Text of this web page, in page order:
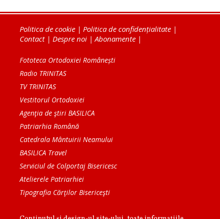
Politica de cookie | Politica de confidențialitate |
Contact| Despre noi |Abonamente |
Fototeca Ortodoxiei Românești
Radio TRINITAS
TV TRINITAS
Vestitorul Ortodoxiei
Agenţia de ştiri BASILICA
Patriarhia Română
Catedrala Mântuirii Neamului
BASILICA Travel
Serviciul de Colportaj Bisericesc
Atelierele Patriarhiei
Tipografia Cărţilor Bisericeşti